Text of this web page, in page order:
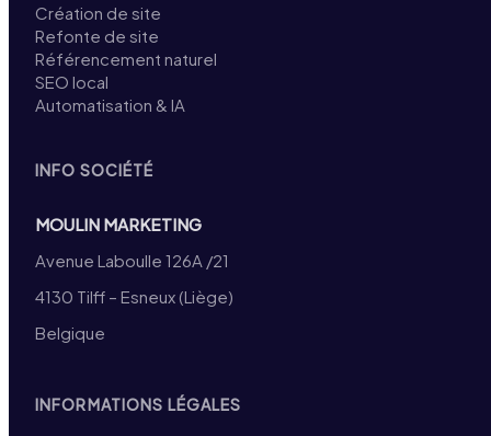
Création de site
Refonte de site
Référencement naturel
SEO local
Automatisation & IA
INFO SOCIÉTÉ
MOULIN MARKETING
Avenue Laboulle 126A /21
4130 Tilff – Esneux (Liège)
Belgique
INFORMATIONS LÉGALES